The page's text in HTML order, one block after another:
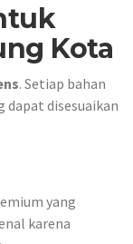
Kota
. Setiap bahan
disesuaikan
yang
karena